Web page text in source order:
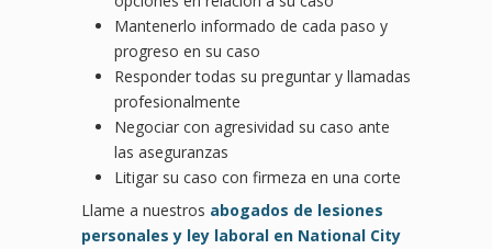
Mantenerlo informado de cada paso y
progreso en su caso
Responder todas su preguntar y llamadas
profesionalmente
Negociar con agresividad su caso ante
las aseguranzas
Litigar su caso con firmeza en una corte
Llame a nuestros abogados de lesiones
personales y ley laboral en National City